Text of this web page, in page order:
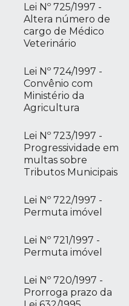
Lei Nº 725/1997 -
Altera número de
cargo de Médico
Veterinário
Lei Nº 724/1997 -
Convênio com
Ministério da
Agricultura
Lei Nº 723/1997 -
Progressividade em
multas sobre
Tributos Municipais
Lei Nº 722/1997 -
Permuta imóvel
Lei Nº 721/1997 -
Permuta imóvel
Lei Nº 720/1997 -
Prorroga prazo da